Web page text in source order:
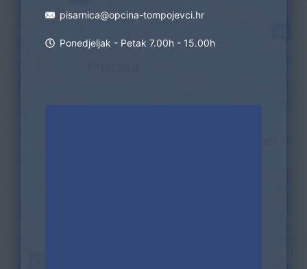
pisarnica@opcina-tompojevci.hr
Ponedjeljak - Petak 7.00h - 15.00h